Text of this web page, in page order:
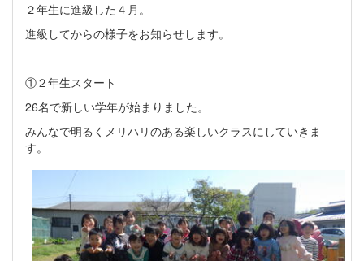
２年生に進級した４月。
進級してからの様子をお知らせします。
①２年生スタート
26名で新しい学年が始まりました。
みんなで明るくメリハリのある楽しいクラスにしていきま
す。